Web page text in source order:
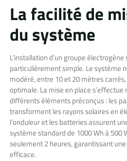
La facilité de
du système
L’installation d’un groupe électrogène
particulièrement simple. Le système
modéré, entre 10 et 20 mètres
optimale. La mise en place
différents éléments préconçus : les
transforment les rayons solaires en
l’onduleur et les batteries assurent
système standard de 1000 Wh à 500
seulement 2 heures, garantissant
efficace.